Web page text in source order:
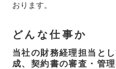
おります。
どんな仕事か
当社の財務経理担当と
成、契約書の審査・管